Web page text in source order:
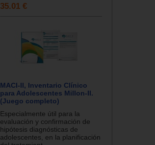
35.01 €
MACI-II, Inventario Clínico
para Adolescentes Millon-II.
(Juego completo)
Especialmente útil para la
evaluación y confirmación de
hipótesis diagnósticas de
adolescentes, en la planificación